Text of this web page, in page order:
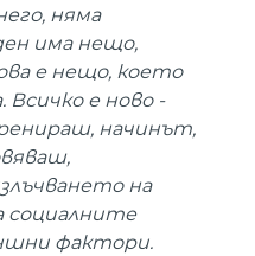
няма
има нещо,
е нещо, което
Всичко е ново -
начинът,
на
социалните
фактори.